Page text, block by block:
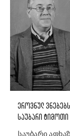
ᲔᲠᲝᲕᲜᲣᲚ
ᲡᲐᲣᲑᲐᲠᲘ ᲢᲘᲛᲝᲗᲘ
საუბარი